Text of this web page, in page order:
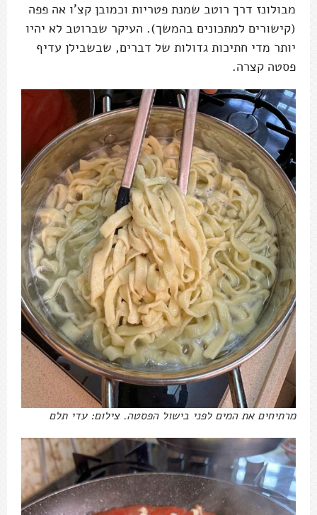
מבולונז דרך רוטב שמנת פטריות וכמובן קצ'ו אה פפה
(קישורים למתכונים בהמשך). העיקר שברוטב לא יהיו
יותר מדי חתיכות גדולות של דברים, שבשבילן עדיף
פסטה קצרה.
מרתיחים את המים לפני בישול הפסטה. צילום: עדי תלם